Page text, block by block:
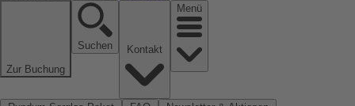
Zur Buchung
Suchen
Menü